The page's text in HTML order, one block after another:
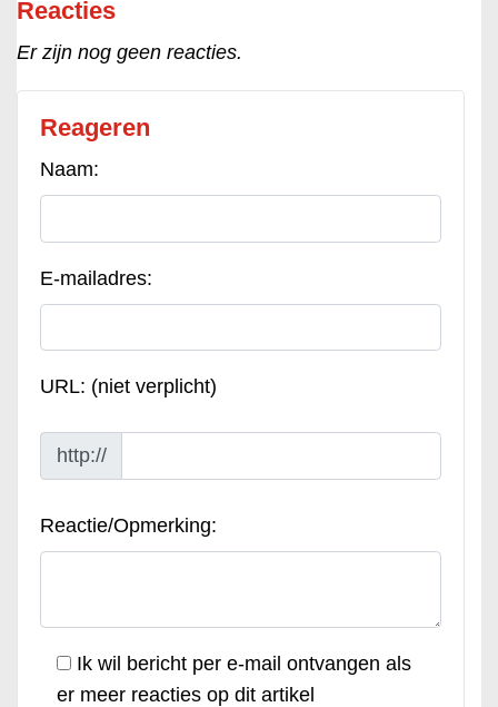
Reacties
Er zijn nog geen reacties.
Reageren
Naam:
E-mailadres:
URL: (niet verplicht)
http://
Reactie/Opmerking:
Ik wil bericht per e-mail ontvangen als
er meer reacties op dit artikel